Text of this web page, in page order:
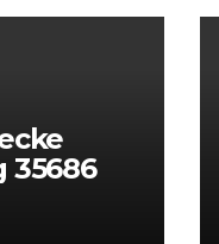
35686